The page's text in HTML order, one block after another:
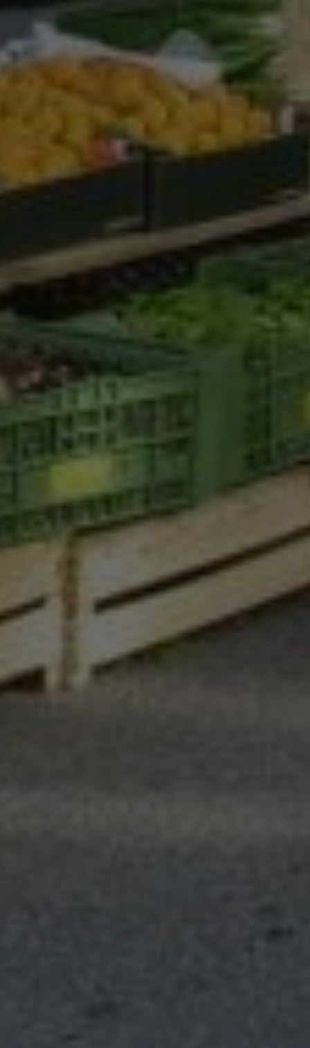
Marketing
Marketing Cookies werden von Drittanbietern oder
Publishern verwendet, um personalisierte
Besucher über Websites hinweg verfolgen.
Externe Medien
Wenn Cookies von externen Medien akzeptiert
werden, bedarf der Zugriff auf externe Inhalte
keiner manuellen Zustimmung mehr.
Google Maps